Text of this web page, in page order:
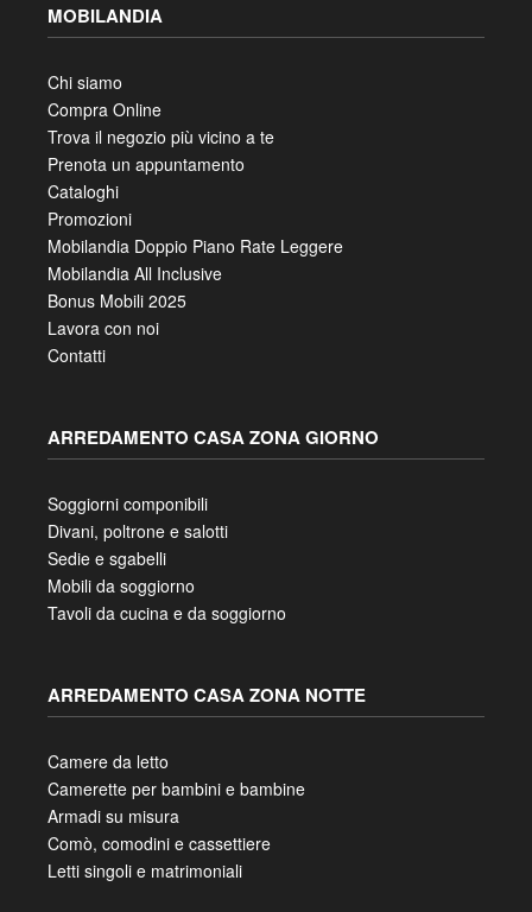
MOBILANDIA
Chi siamo
Compra Online
Trova il negozio più vicino a te
Prenota un appuntamento
Cataloghi
Promozioni
Mobilandia Doppio Piano Rate Leggere
Mobilandia All Inclusive
Bonus Mobili 2025
Lavora con noi
Contatti
ARREDAMENTO CASA ZONA GIORNO
Soggiorni componibili
Divani, poltrone e salotti
Sedie e sgabelli
Mobili da soggiorno
Tavoli da cucina e da soggiorno
ARREDAMENTO CASA ZONA NOTTE
Camere da letto
Camerette per bambini e bambine
Armadi su misura
Comò, comodini e cassettiere
Letti singoli e matrimoniali